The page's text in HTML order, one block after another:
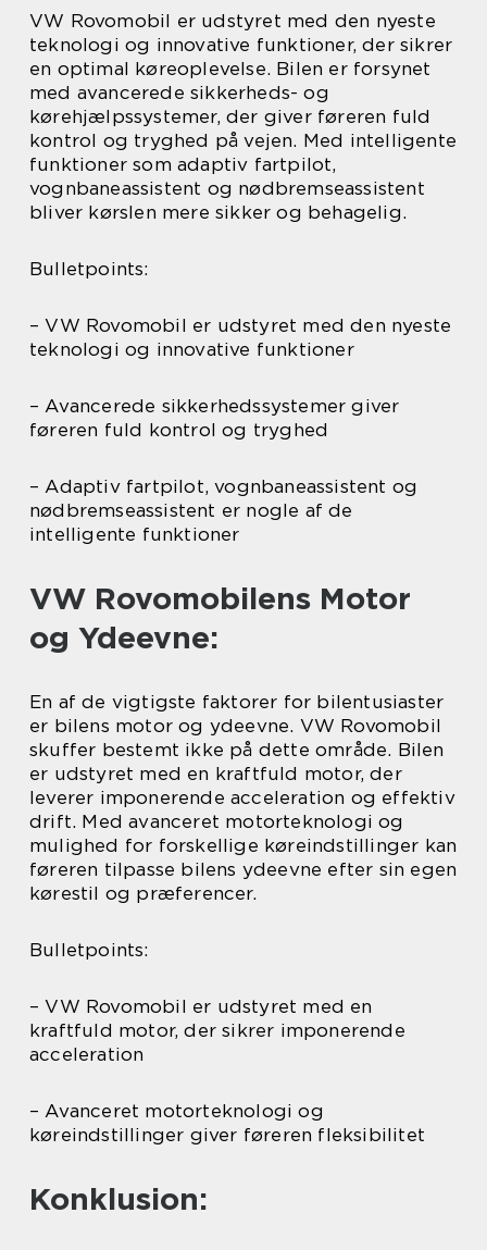
VW Rovomobil er udstyret med den nyeste
teknologi og innovative funktioner, der sikrer
en optimal køreoplevelse. Bilen er forsynet
med avancerede sikkerheds- og
kørehjælpssystemer, der giver føreren fuld
kontrol og tryghed på vejen. Med intelligente
funktioner som adaptiv fartpilot,
vognbaneassistent og nødbremseassistent
bliver kørslen mere sikker og behagelig.
Bulletpoints:
– VW Rovomobil er udstyret med den nyeste
teknologi og innovative funktioner
– Avancerede sikkerhedssystemer giver
føreren fuld kontrol og tryghed
– Adaptiv fartpilot, vognbaneassistent og
nødbremseassistent er nogle af de
intelligente funktioner
VW Rovomobilens Motor
og Ydeevne:
En af de vigtigste faktorer for bilentusiaster
er bilens motor og ydeevne. VW Rovomobil
skuffer bestemt ikke på dette område. Bilen
er udstyret med en kraftfuld motor, der
leverer imponerende acceleration og effektiv
drift. Med avanceret motorteknologi og
mulighed for forskellige køreindstillinger kan
føreren tilpasse bilens ydeevne efter sin egen
kørestil og præferencer.
Bulletpoints:
– VW Rovomobil er udstyret med en
kraftfuld motor, der sikrer imponerende
acceleration
– Avanceret motorteknologi og
køreindstillinger giver føreren fleksibilitet
Konklusion: